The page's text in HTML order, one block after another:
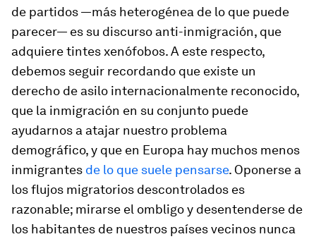
de partidos —más heterogénea de lo que puede
parecer— es su discurso anti-inmigración, que
adquiere tintes xenófobos. A este respecto,
debemos seguir recordando que existe un
derecho de asilo internacionalmente reconocido,
que la inmigración en su conjunto puede
ayudarnos a atajar nuestro problema
demográfico, y que en Europa hay muchos menos
inmigrantes de lo que suele pensarse. Oponerse a
los flujos migratorios descontrolados es
razonable; mirarse el ombligo y desentenderse de
los habitantes de nuestros países vecinos nunca